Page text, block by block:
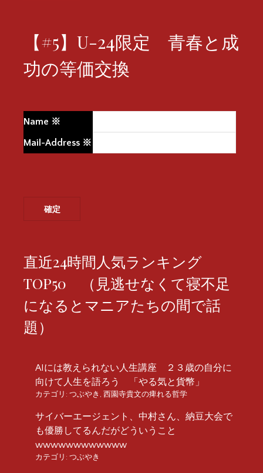
【#5】U-24限定 青春と成
功の等価交換
Name ※
Mail-Address ※
直近24時間人気ランキング
TOP50 （見逃せなくて寝不足
になるとマニアたちの間で話
題）
AIには教えられない人生講座 ２３歳の自分に
向けて人生を語ろう 「やる気と貨幣」
カテゴリ: つぶやき , 西園寺貴文の痺れる哲学
サイバーエージェント、中村さん、納豆大会で
も優勝してるんだがどういうこと
wwwwwwwwwwww
カテゴリ: つぶやき